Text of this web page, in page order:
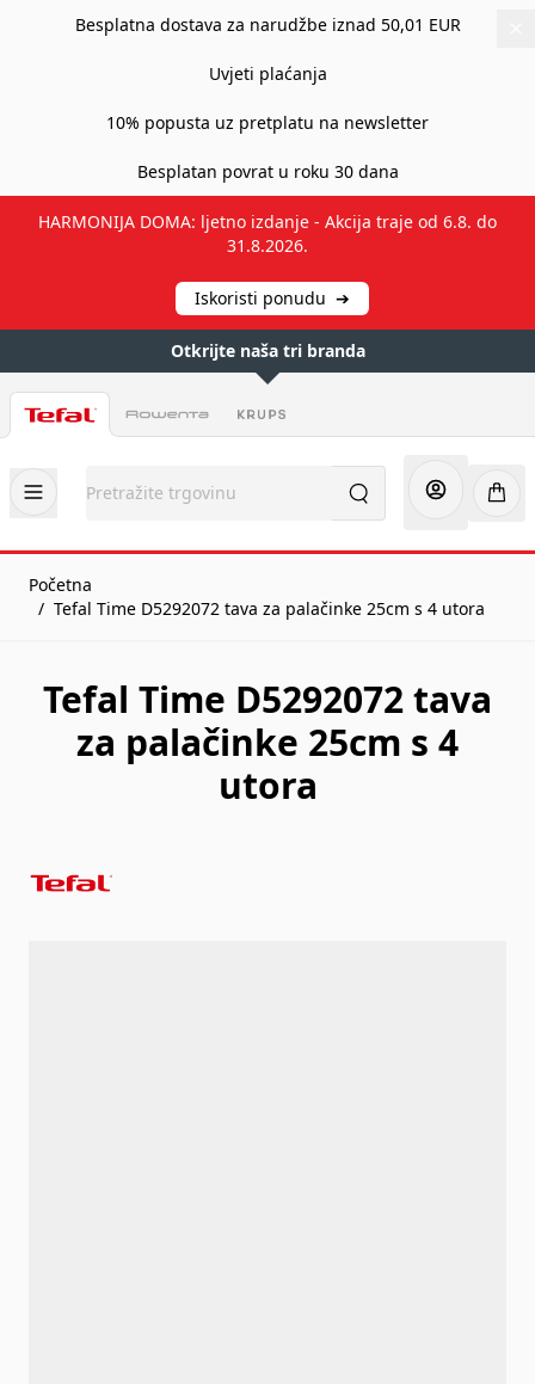
Besplatna dostava za narudžbe iznad 50,01 EUR
Uvjeti plaćanja
10% popusta uz pretplatu na newsletter
Besplatan povrat u roku 30 dana
HARMONIJA DOMA: ljetno izdanje - Akcija traje od 6.8. do
31.8.2026.
Iskoristi ponudu ➔
Otkrijte naša tri branda
Pretražite
Početna
/ Tefal Time D5292072 tava za palačinke 25cm s 4 utora
Tefal Time D5292072 tava
za palačinke 25cm s 4
utora